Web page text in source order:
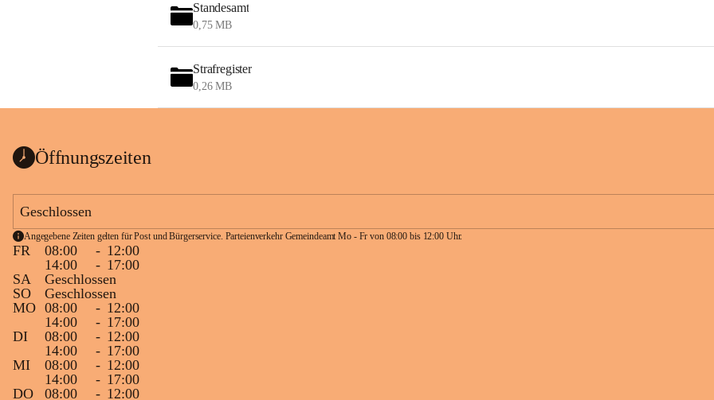
Standesamt
0,75 MB
Strafregister
0,26 MB
Öffnungszeiten
Geschlossen
Angegebene Zeiten gelten für Post und Bürgerservice. Parteienverkehr Gemeindeamt Mo - Fr von 08:00 bis 12:00 Uhr.
FR 08:00 - 12:00
14:00
- 17:00
SA
Geschlossen
SO
Geschlossen
MO 08:00 - 12:00
14:00
- 17:00
DI
08:00 - 12:00
14:00
- 17:00
MI
08:00 - 12:00
14:00
- 17:00
DO
08:00 - 12:00